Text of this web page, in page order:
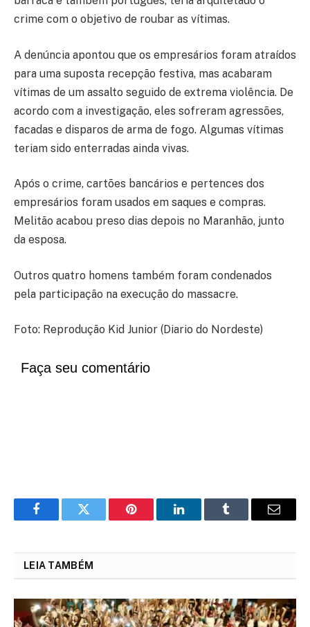
crime com o objetivo de roubar as vítimas.
A denúncia apontou que os empresários foram atraídos
para uma suposta recepção festiva, mas acabaram
vítimas de um assalto seguido de extrema violência. De
acordo com a investigação, eles sofreram agressões,
facadas e disparos de arma de fogo. Algumas vítimas
teriam sido enterradas ainda vivas.
Após o crime, cartões bancários e pertences dos
empresários foram usados em saques e compras.
Melitão acabou preso dias depois no Maranhão, junto
da esposa.
Outros quatro homens também foram condenados
pela participação na execução do massacre.
Foto: Reprodução Kid Junior (Diario do Nordeste)
Faça seu comentário
FacebookTwitter Pinterest LinkedInTumblr Email
LEIA TAMBÉM